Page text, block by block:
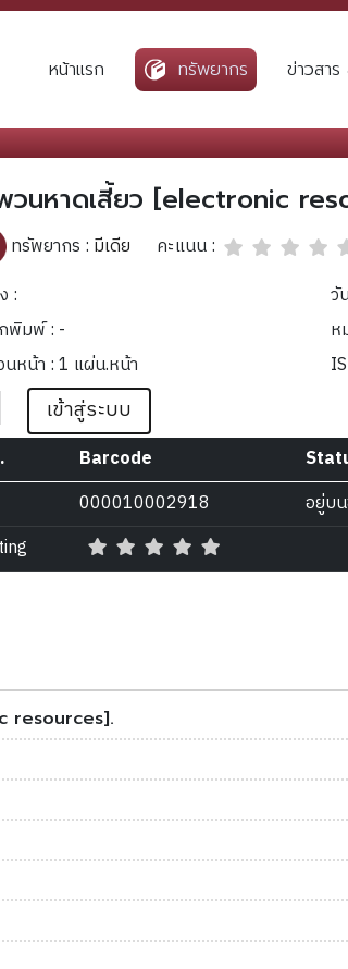
หน้าแรก ทรัพยากร ข่าวสา
วนหาดเสี้ยว [electronic
ทรัพยากร : มีเดีย
คะแนน :
:
วั
พิมพ์ : -
ห
นหน้า : 1 แผ่น.หน้า
เข้าสู่ระบบ
Barcode
000010002918 อยู่บ
resources].